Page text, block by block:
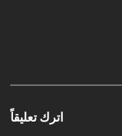
اترك تعليقاً